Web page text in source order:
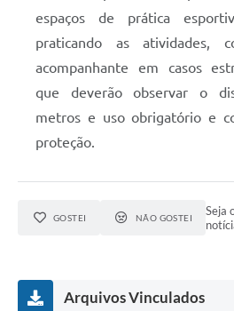
espaços de prática
praticando as atividades,
acompanhante em casos
que deverão observar o
metros e uso obrigatório e
proteção.
GOSTEI NÃO GOSTEI
Seja
Arquivos Vinculados